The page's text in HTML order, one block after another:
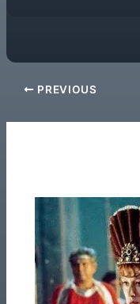
PREVIOUS